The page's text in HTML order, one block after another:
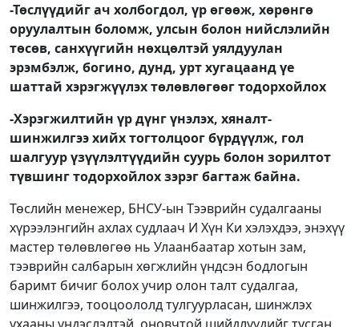
-Төслүүдийг ач холбогдол, үр өгөөж, хөрөнгө
оруулалтын боломж, улсын болон нийслэлийн
төсөв, санхүүгийн нөхцөлтэй уялдуулан
эрэмбэлж, богино, дунд, урт хугацаанд үе
шаттай хэрэгжүүлэх төлөвлөгөөг тодорхойлох
-Хэрэгжилтийн үр дүнг үнэлэх, хяналт-
шинжилгээ хийх тогтолцоог бүрдүүлж, гол
шалгуур үзүүлэлтүүдийн суурь болон зорилтот
түвшинг тодорхойлох зэрэг багтаж байна.
Төслийн менежер, БНСУ-ын Тээврийн судалгааны
хүрээлэнгийн ахлах судлаач И Хүн Ки хэлэхдээ, энэхүү
мастер төлөвлөгөө нь Улаанбаатар хотын зам,
тээврийн салбарын хөгжлийн үндсэн бодлогын
баримт бичиг болох учир олон талт судалгаа,
шинжилгээ, тооцоололд тулгуурласан, шинжлэх